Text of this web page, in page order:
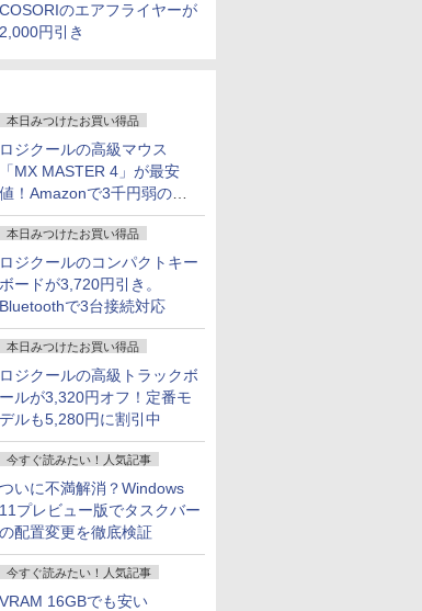
COSORIのエアフライヤーが
2,000円引き
本日みつけたお買い得品
ロジクールの高級マウス
「MX MASTER 4」が最安
値！Amazonで3千円弱の割
引
本日みつけたお買い得品
ロジクールのコンパクトキー
ボードが3,720円引き。
Bluetoothで3台接続対応
本日みつけたお買い得品
ロジクールの高級トラックボ
ールが3,320円オフ！定番モ
デルも5,280円に割引中
今すぐ読みたい！人気記事
ついに不満解消？Windows
11プレビュー版でタスクバー
の配置変更を徹底検証
今すぐ読みたい！人気記事
VRAM 16GBでも安い